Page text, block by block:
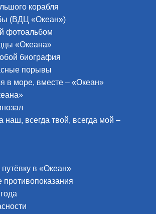
корабля
(ВДЦ «Океан»)
фотоальбом
«Океана»
биография
порывы
в море, вместе – «Океан»
наш, всегда твой, всегда мой –
путёвку в «Океан»
противопоказания